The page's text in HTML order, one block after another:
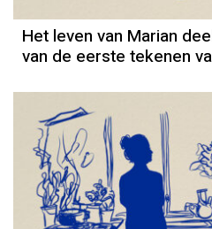
Het leven van Marian
van de eerste tekenen